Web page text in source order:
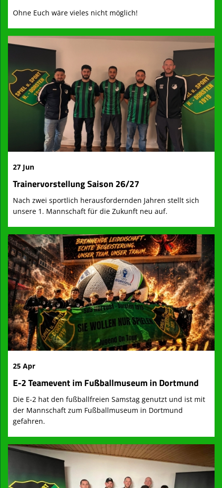
Ohne Euch wäre vieles nicht möglich!
27 Jun
Trainervorstellung Saison 26/27
Nach zwei sportlich herausfordernden Jahren stellt sich
unsere 1. Mannschaft für die Zukunft neu auf.
25 Apr
E-2 Teamevent im Fußballmuseum in Dortmund
Die E-2 hat den fußballfreien Samstag genutzt und ist mit
der Mannschaft zum Fußballmuseum in Dortmund
gefahren.